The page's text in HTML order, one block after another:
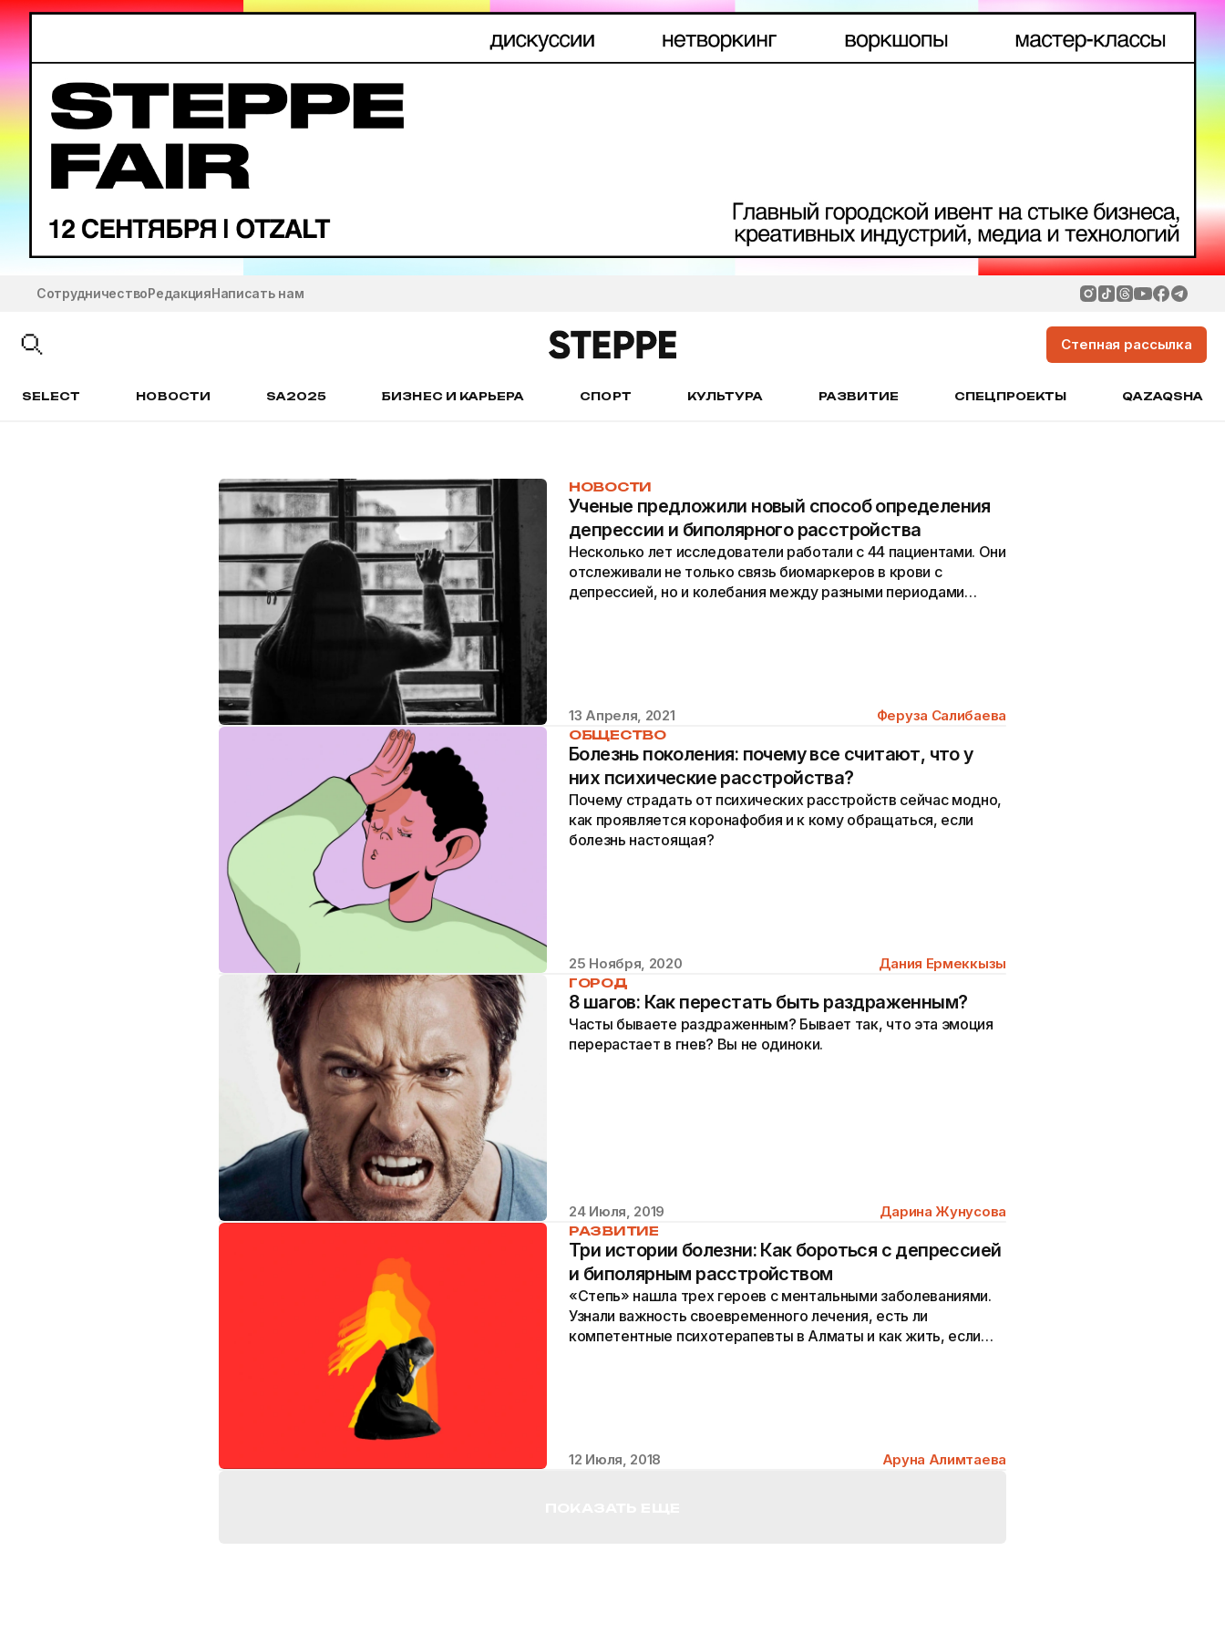
СотрудничествоРедакцияНаписать нам
Степная рассылка
SELECT НОВОСТИ SA2025 БИЗНЕС И КАРЬЕРА СПОРТ КУЛЬТУРА РАЗВИТИЕ СПЕЦПРОЕКТЫ QAZAQSHA
НОВОСТИ
Ученые предложили новый способ определения
депрессии и биполярного расстройства
Несколько лет исследователи работали с 44 пациентами. Они
отслеживали не только связь биомаркеров в крови с
депрессией, но и колебания между разными периодами
13 Апреля, 2021 Феруза Салибаева
ОБЩЕСТВО
Болезнь поколения: почему все считают, что у
них психические расстройства?
Почему страдать от психических расстройств сейчас модно,
как проявляется коронафобия и к кому обращаться, если
болезнь настоящая?
25 Ноября, 2020 Дания Ермеккызы
ГОРОД
8 шагов: Как перестать быть раздраженным?
Часты бываете раздраженным? Бывает так, что эта эмоция
перерастает в гнев? Вы не одиноки.
24 Июля, 2019 Дарина Жунусова
РАЗВИТИЕ
Три истории болезни: Как бороться с депрессией
и биполярным расстройством
«Степь» нашла трех героев с ментальными заболеваниями.
Узнали важность своевременного лечения, есть ли
компетентные психотерапевты в Алматы и как жить, если
12 Июля, 2018 Аруна Алимтаева